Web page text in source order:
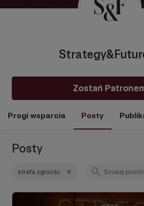
Zostań
Progi wsparcia Posty
Posty
strefa zgniotu